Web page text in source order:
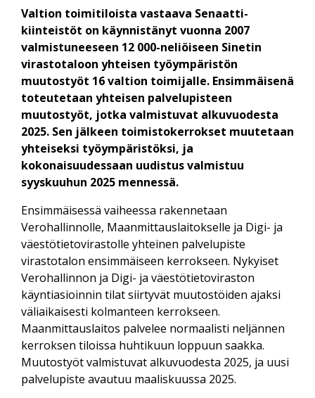
Valtion toimitiloista vastaava Senaatti-
kiinteistöt on käynnistänyt vuonna 2007
valmistuneeseen 12 000-neliöiseen Sinetin
virastotaloon yhteisen työympäristön
muutostyöt 16 valtion toimijalle. Ensimmäisenä
toteutetaan yhteisen palvelupisteen
muutostyöt, jotka valmistuvat alkuvuodesta
2025. Sen jälkeen toimistokerrokset muutetaan
yhteiseksi työympäristöksi, ja
kokonaisuudessaan uudistus valmistuu
syyskuuhun 2025 mennessä.
Ensimmäisessä vaiheessa rakennetaan
Verohallinnolle, Maanmittauslaitokselle ja Digi- ja
väestötietovirastolle yhteinen palvelupiste
virastotalon ensimmäiseen kerrokseen. Nykyiset
Verohallinnon ja Digi- ja väestötietoviraston
käyntiasioinnin tilat siirtyvät muutostöiden ajaksi
väliaikaisesti kolmanteen kerrokseen.
Maanmittauslaitos palvelee normaalisti neljännen
kerroksen tiloissa huhtikuun loppuun saakka.
Muutostyöt valmistuvat alkuvuodesta 2025, ja uusi
palvelupiste avautuu maaliskuussa 2025.